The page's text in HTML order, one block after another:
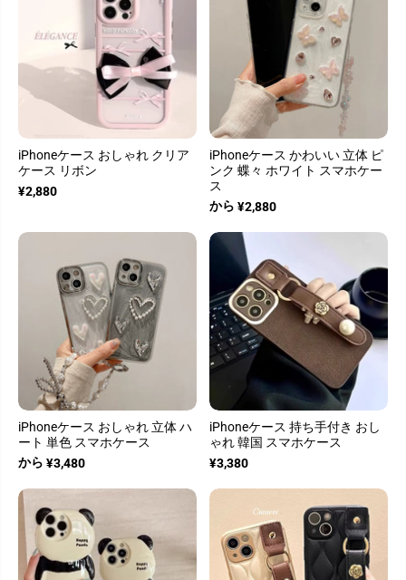
iPhoneケース おしゃれ クリア
ケース リボン
¥2,880
iPhoneケース かわいい 立体 ピ
ンク 蝶々 ホワイト スマホケー
ス
から ¥2,880
iPhoneケース おしゃれ 立体 ハ
ート 単色 スマホケース
から ¥3,480
iPhoneケース 持ち手付き おし
ゃれ 韓国 スマホケース
¥3,380